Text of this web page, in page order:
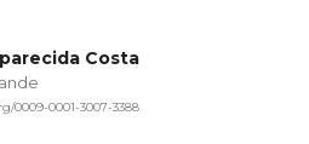
Costa
0009-0001-3007-3388